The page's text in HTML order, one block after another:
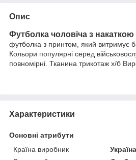
Опис
Футболка чоловіча з
футболка з принтом, який витримує
Кольори популярні серед
повномірні. Тканина трикотаж х/б
Характеристики
Основні атрибути
Країна виробник
Україна